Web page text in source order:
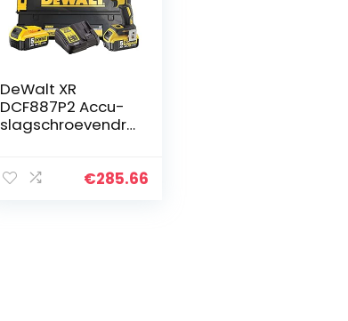
DeWalt XR
DCF887P2 Accu-
slagschroevendr
1/4 inch
€285.66